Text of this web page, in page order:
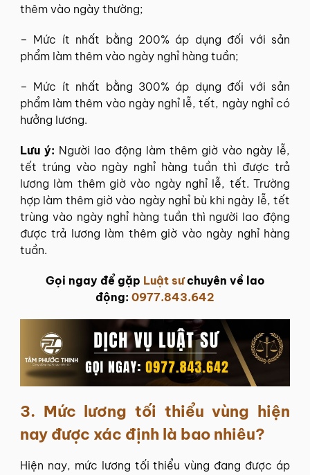
thêm vào ngày thường;
– Mức ít nhất bằng 200% áp dụng đối với sản
phẩm làm thêm vào ngày nghỉ hàng tuần;
– Mức ít nhất bằng 300% áp dụng đối với sản
phẩm làm thêm vào ngày nghỉ lễ, tết, ngày nghỉ có
hưởng lương.
Lưu ý: Người lao động làm thêm giờ vào ngày lễ,
tết trúng vào ngày nghỉ hàng tuần thì được trả
lương làm thêm giờ vào ngày nghỉ lễ, tết. Trường
hợp làm thêm giờ vào ngày nghỉ bù khi ngày lễ, tết
trùng vào ngày nghỉ hàng tuần thì người lao động
được trả lương làm thêm giờ vào ngày nghỉ hàng
tuần.
Gọi ngay để gặp Luật sưchuyên về lao
động: 0977.843.642
3. Mức lương tối thiểu vùng hiện
nay được xác định là bao nhiêu?
Hiện nay, mức lương tối thiểu vùng đang được áp